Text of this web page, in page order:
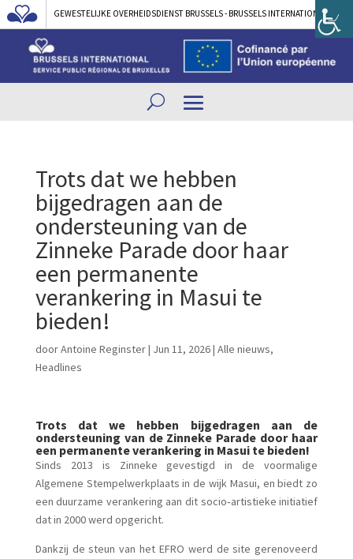
GEWESTELIJKE OVERHEIDSDIENST BRUSSELS - BRUSSELS INTERNATIONAL
Trots dat we hebben
bijgedragen aan de
ondersteuning van de
Zinneke Parade door haar
een permanente
verankering in Masui te
bieden!
doorAntoine Reginster| Jun 11, 2026| Alle nieuws,
Headlines
Trots dat we hebben bijgedragen aan de
ondersteuning van de Zinneke Parade door haar
een permanente verankering in Masui te bieden!
Sinds 2013 is Zinneke gevestigd in de voormalige
Algemene Stempelwerkplaats in de wijk Masui, en biedt zo
een duurzame verankering aan dit socio‑artistieke initiatief
dat in 2000 werd opgericht.
Dankzij de steun van het EFRO werd de site gerenoveerd